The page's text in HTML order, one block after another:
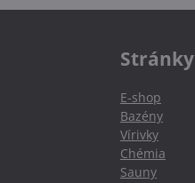
Stránky
E-shop
Bazény
Vírivky
Chémia
Sauny